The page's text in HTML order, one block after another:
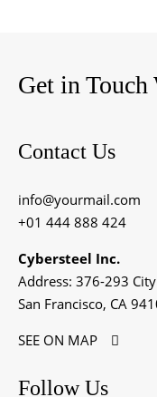
Get in Touch
Contact Us
info@yourmail.com
+01 444 888 424
Cybersteel Inc.
Address: 376-293
San Francisco, CA
SEE ON MAP
Follow Us